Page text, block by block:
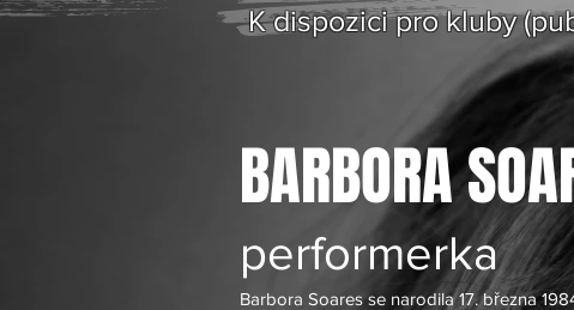
K dispozici pro kluby
BARBORA
performerka
Barbora Soares se narodila 17. března